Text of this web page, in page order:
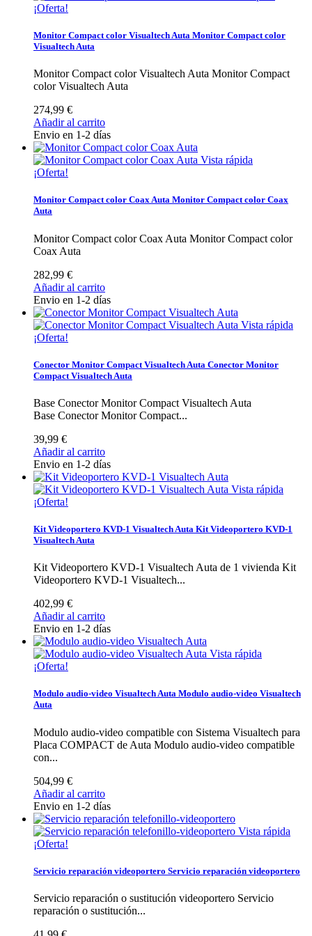
¡Oferta!
Monitor Compact color Visualtech Auta Monitor Compact color
Visualtech Auta
Monitor Compact color Visualtech Auta Monitor Compact
color Visualtech Auta
274,99 €
Añadir al carrito
Envio en 1-2 días
Vista rápida
¡Oferta!
Monitor Compact color Coax Auta Monitor Compact color Coax
Auta
Monitor Compact color Coax Auta Monitor Compact color
Coax Auta
282,99 €
Añadir al carrito
Envio en 1-2 días
Vista rápida
¡Oferta!
Conector Monitor Compact Visualtech Auta Conector Monitor
Compact Visualtech Auta
Base Conector Monitor Compact Visualtech Auta
Base Conector Monitor Compact...
39,99 €
Añadir al carrito
Envio en 1-2 días
Vista rápida
¡Oferta!
Kit Videoportero KVD-1 Visualtech Auta Kit Videoportero KVD-1
Visualtech Auta
Kit Videoportero KVD-1 Visualtech Auta de 1 vivienda Kit
Videoportero KVD-1 Visualtech...
402,99 €
Añadir al carrito
Envio en 1-2 días
Vista rápida
¡Oferta!
Modulo audio-video Visualtech Auta Modulo audio-video Visualtech
Auta
Modulo audio-video compatible con Sistema Visualtech para
Placa COMPACT de Auta Modulo audio-video compatible
con...
504,99 €
Añadir al carrito
Envio en 1-2 días
Vista rápida
¡Oferta!
Servicio reparación videoportero Servicio reparación videoportero
Servicio reparación o sustitución videoportero Servicio
reparación o sustitución...